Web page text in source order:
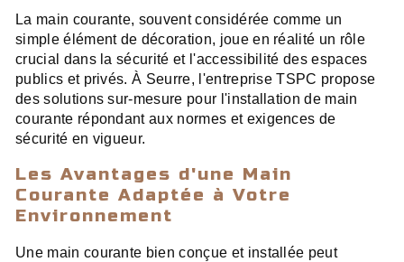
La main courante, souvent considérée comme un
simple élément de décoration, joue en réalité un rôle
crucial dans la sécurité et l'accessibilité des espaces
publics et privés. À Seurre, l'entreprise TSPC propose
des solutions sur-mesure pour l'installation de main
courante répondant aux normes et exigences de
sécurité en vigueur.
Les Avantages d'une Main
Courante Adaptée à Votre
Environnement
Une main courante bien conçue et installée peut